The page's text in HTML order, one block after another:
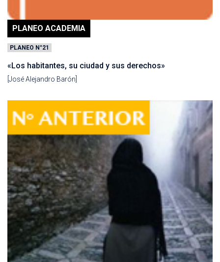
PLANEO ACADEMIA
PLANEO N°21
«Los habitantes, su ciudad y sus derechos»
[José Alejandro Barón]